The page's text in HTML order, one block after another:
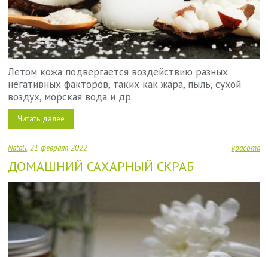
Летом кожа подвергается воздействию разных
негативных факторов, таких как жара, пыль, сухой
воздух, морская вода и др.
Читать далее
Natali 21 февраля 2022 красота
ДОМАШНИЙ САХАРНЫЙ СКРАБ